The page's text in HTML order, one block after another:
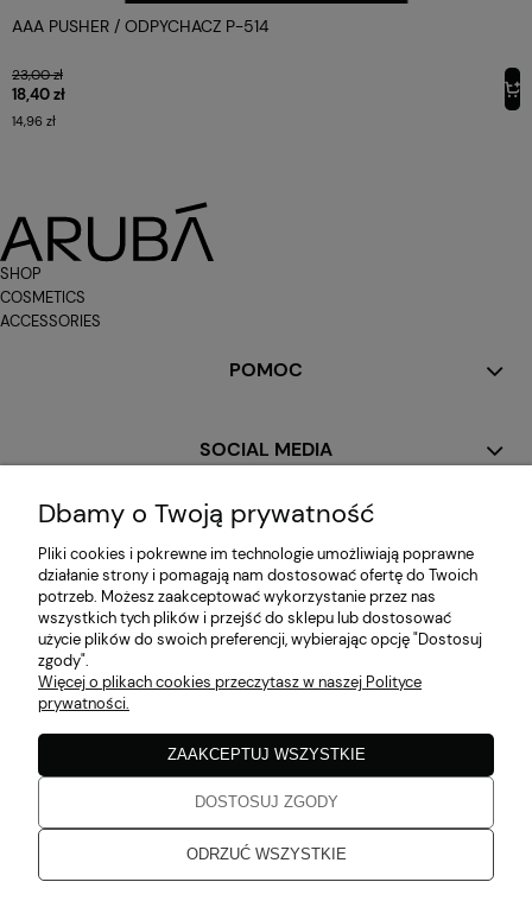
AAA PUSHER / ODPYCHACZ P-514
23,00 zł
18,40 zł
14,96 zł
SHOP
COSMETICS
ACCESSORIES
POMOC
SOCIAL MEDIA
MOJE KONTO
PŁATNOŚCI I DOSTAWA
INFORMACJE
O NAS
Dbamy o Twoją prywatność
Pliki cookies i pokrewne im technologie umożliwiają poprawne
działanie strony i pomagają nam dostosować ofertę do Twoich
potrzeb. Możesz zaakceptować wykorzystanie przez nas
wszystkich tych plików i przejść do sklepu lub dostosować
użycie plików do swoich preferencji, wybierając opcję "Dostosuj
zgody".
Więcej o plikach cookies przeczytasz w naszej Polityce
prywatności.
ODRZUĆ WSZYSTKIE
DOSTOSUJ ZGODY
ZAAKCEPTUJ WSZYSTKIE